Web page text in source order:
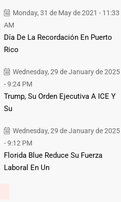
Monday, 31 de May de 2021 - 11:33
AM
Día De La Recordación En Puerto
Rico
Wednesday, 29 de January de 2025
- 9:24 PM
Trump, Su Orden Ejecutiva A ICE Y
Su
Wednesday, 29 de January de 2025
- 9:12 PM
Florida Blue Reduce Su Fuerza
Laboral En Un